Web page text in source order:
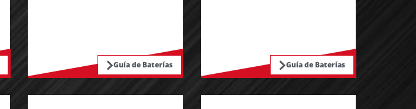
Guía de Baterías Guía de Baterías